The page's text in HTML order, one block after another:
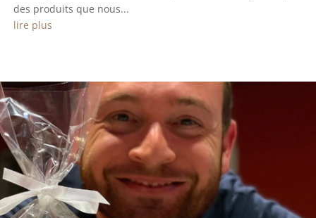
des produits que nous...
lire plus